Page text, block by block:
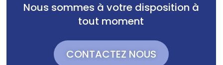
Nous sommes à votre disposition à
tout moment
CONTACTEZ NOUS